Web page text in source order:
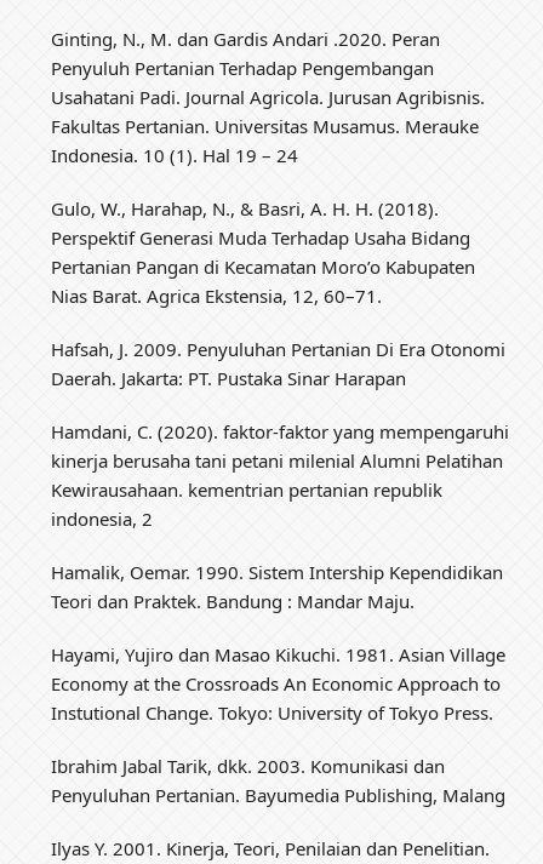
Ginting, N., M. dan Gardis Andari .2020. Peran
Penyuluh Pertanian Terhadap Pengembangan
Usahatani Padi. Journal Agricola. Jurusan Agribisnis.
Fakultas Pertanian. Universitas Musamus. Merauke
Indonesia. 10 (1). Hal 19 – 24
Gulo, W., Harahap, N., & Basri, A. H. H. (2018).
Perspektif Generasi Muda Terhadap Usaha Bidang
Pertanian Pangan di Kecamatan Moro’o Kabupaten
Nias Barat. Agrica Ekstensia, 12, 60–71.
Hafsah, J. 2009. Penyuluhan Pertanian Di Era Otonomi
Daerah. Jakarta: PT. Pustaka Sinar Harapan
Hamdani, C. (2020). faktor-faktor yang mempengaruhi
kinerja berusaha tani petani milenial Alumni Pelatihan
Kewirausahaan. kementrian pertanian republik
indonesia, 2
Hamalik, Oemar. 1990. Sistem Intership Kependidikan
Teori dan Praktek. Bandung : Mandar Maju.
Hayami, Yujiro dan Masao Kikuchi. 1981. Asian Village
Economy at the Crossroads An Economic Approach to
Instutional Change. Tokyo: University of Tokyo Press.
Ibrahim Jabal Tarik, dkk. 2003. Komunikasi dan
Penyuluhan Pertanian. Bayumedia Publishing, Malang
Ilyas Y. 2001. Kinerja, Teori, Penilaian dan Penelitian.